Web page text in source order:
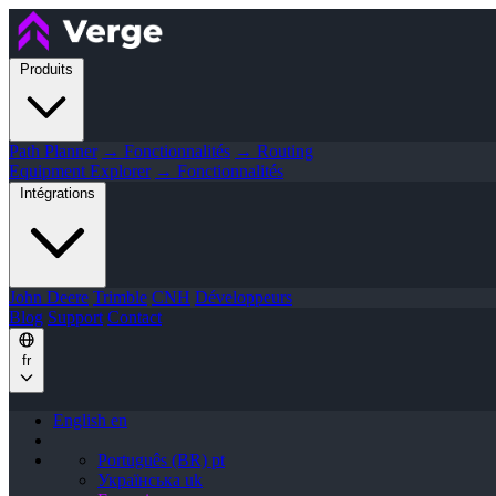
Produits
Path Planner → Fonctionnalités → Routing
Equipment Explorer → Fonctionnalités
Intégrations
John Deere Trimble CNH Développeurs
Blog Support Contact
fr
English en
Português (BR) pt
Українська uk